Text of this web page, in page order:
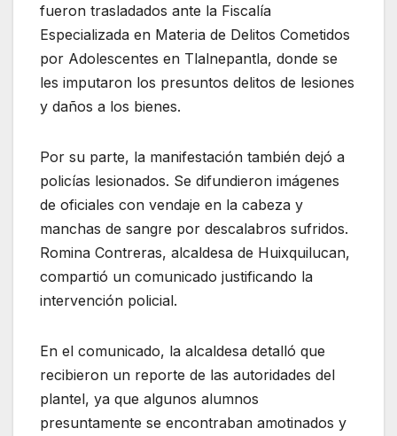
fueron trasladados ante la Fiscalía
Especializada en Materia de Delitos Cometidos
por Adolescentes en Tlalnepantla, donde se
les imputaron los presuntos delitos de lesiones
y daños a los bienes.
Por su parte, la manifestación también dejó a
policías lesionados. Se difundieron imágenes
de oficiales con vendaje en la cabeza y
manchas de sangre por descalabros sufridos.
Romina Contreras, alcaldesa de Huixquilucan,
compartió un comunicado justificando la
intervención policial.
En el comunicado, la alcaldesa detalló que
recibieron un reporte de las autoridades del
plantel, ya que algunos alumnos
presuntamente se encontraban amotinados y